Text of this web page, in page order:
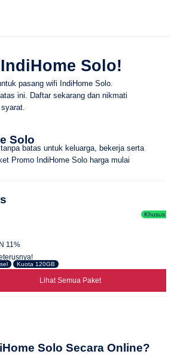
Solo!
pasang wifi IndiHome Solo.
ini. Daftar sekarang dan nikmati
Solo
batas untuk keluarga, bekerja serta
Promo IndiHome Solo harga mulai
Khusus
11%
Kuota 120GB
Lihat Semua Paket
Solo Secara Online?